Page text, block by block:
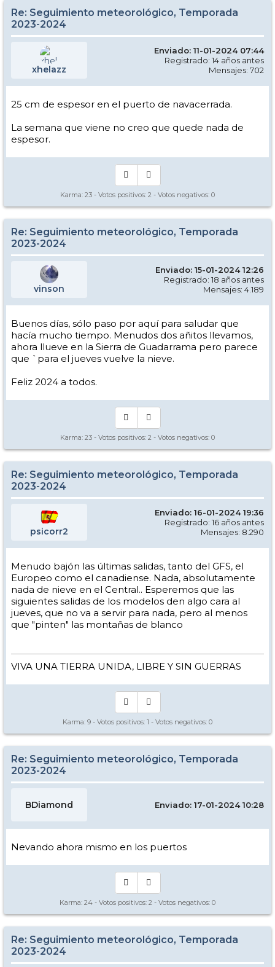
Re: Seguimiento meteorológico, Temporada
2023-2024
xhelazz
Enviado: 11-01-2024 07:44
Registrado: 14 años antes
Mensajes: 702
25 cm de espesor en el puerto de navacerrada.
La semana que viene no creo que quede nada de
espesor.
Karma: 23 - Votos positivos: 2 - Votos negativos: 0
Re: Seguimiento meteorológico, Temporada
2023-2024
vinson
Enviado: 15-01-2024 12:26
Registrado: 18 años antes
Mensajes: 4.189
Buenos días, sólo paso por aquí para saludar que
hacía mucho tiempo. Menudos dos añitos llevamos,
ahora llueve en la Sierra de Guadarrama pero parece
que `para el jueves vuelve la nieve.
Feliz 2024 a todos.
Karma: 23 - Votos positivos: 2 - Votos negativos: 0
Re: Seguimiento meteorológico, Temporada
2023-2024
psicorr2
Enviado: 16-01-2024 19:36
Registrado: 16 años antes
Mensajes: 8.290
Menudo bajón las últimas salidas, tanto del GFS, el
Europeo como el canadiense. Nada, absolutamente
nada de nieve en el Central.. Esperemos que las
siguientes salidas de los modelos den algo cara al
jueves, que no va a servir para nada, pero al menos
que "pinten" las montañas de blanco
VIVA UNA TIERRA UNIDA, LIBRE Y SIN GUERRAS
Karma: 9 - Votos positivos: 1 - Votos negativos: 0
Re: Seguimiento meteorológico, Temporada
2023-2024
BDiamond Enviado: 17-01-2024 10:28
Nevando ahora mismo en los puertos
Karma: 24 - Votos positivos: 2 - Votos negativos: 0
Re: Seguimiento meteorológico, Temporada
2023-2024